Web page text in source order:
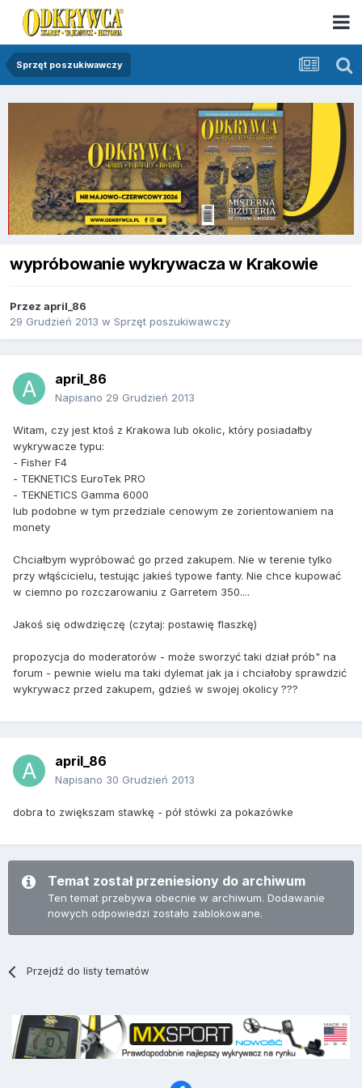
Sprzęt poszukiwawczy
wypróbowanie wykrywacza w Krakowie
Przez april_86
29 Grudzień 2013 w Sprzęt poszukiwawczy
april_86
Napisano 29 Grudzień 2013
Witam, czy jest ktoś z Krakowa lub okolic, który posiadałby
wykrywacze typu:
- Fisher F4
- TEKNETICS EuroTek PRO
- TEKNETICS Gamma 6000
lub podobne w tym przedziale cenowym ze zorientowaniem na
monety
Chciałbym wypróbować go przed zakupem. Nie w terenie tylko
przy włąścicielu, testując jakieś typowe fanty. Nie chce kupować
w ciemno po rozczarowaniu z Garretem 350....
Jakoś się odwdzięczę (czytaj: postawię flaszkę)
propozycja do moderatorów - może sworzyć taki dział prób" na
forum - pewnie wielu ma taki dylemat jak ja i chciałoby sprawdzić
wykrywacz przed zakupem, gdzieś w swojej okolicy ???
april_86
Napisano 30 Grudzień 2013
dobra to zwiększam stawkę - pół stówki za pokazówke
Temat został przeniesiony do archiwum
Ten temat przebywa obecnie w archiwum. Dodawanie
nowych odpowiedzi zostało zablokowane.
Przejdź do listy tematów